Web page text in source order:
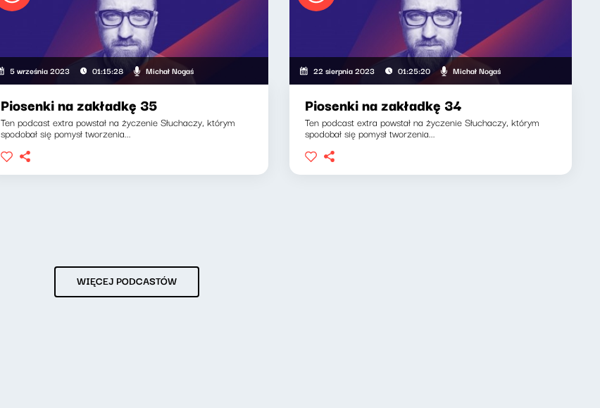
5 września 2023 01:15:28 Michał Nogaś
Piosenki na zakładkę 35
Ten podcast extra powstał na życzenie Słuchaczy, którym
spodobał się pomysł tworzenia...
22 sierpnia 2023 01:25:20 Michał Nogaś
Piosenki na zakładkę 34
Ten podcast extra powstał na życzenie Słuchaczy, którym
spodobał się pomysł tworzenia...
WIĘCEJ PODCASTÓW